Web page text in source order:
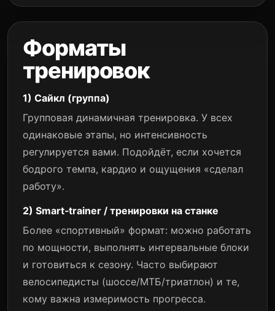
Форматы
тренировок
1) Сайкл (группа)
Групповая динамичная тренировка. У всех
одинаковые этапы, но интенсивность
регулируется вами. Подойдёт, если хочется
бодрого темпа, кардио и ощущения «сделал
работу».
2) Smart‑trainer / тренировки на станке
Более «спортивный» формат: можно работать
по мощности, выполнять интервальные блоки
и готовиться к сезону. Часто выбирают
велосипедисты (шоссе/МТБ/триатлон) и те,
кому важна измеримость прогресса.